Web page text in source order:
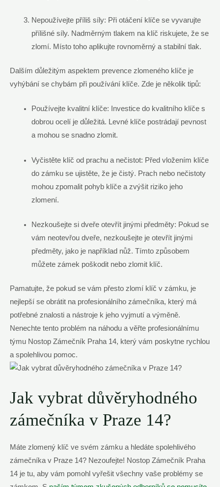
Nepoužívejte příliš síly: Při otáčení klíče se vyvarujte
přílišné síly. Nadměrným tlakem na klíč riskujete, že se
zlomí. Místo toho aplikujte rovnoměrný a stabilní tlak.
Dalším důležitým aspektem prevence zlomeného klíče je
vyhýbání se chybám při používání klíče. Zde je několik tipů:
Používejte kvalitní klíče: Investice do kvalitního klíče s
dobrou ocelí je důležitá. Levné klíče postrádají pevnost
a mohou se snadno zlomit.
Vyčistěte klíč od prachu a nečistot: Před vložením klíče
do zámku se ujistěte, že je čistý. Prach nebo nečistoty
mohou zpomalit pohyb klíče a zvýšit riziko jeho
zlomení.
Nezkoušejte si dveře otevřít jinými předměty: Pokud se
vám neotevřou dveře, nezkoušejte je otevřít jinými
předměty, jako je například nůž. Tímto způsobem
můžete zámek poškodit nebo zlomit klíč.
Pamatujte, že pokud se vám přesto zlomí klíč v zámku, je
nejlepší se obrátit na profesionálního zámečníka, který má
potřebné znalosti a nástroje k jeho vyjmutí a výměně.
Nenechte tento problém na náhodu a věřte profesionálnímu
týmu Nostop Zámečník Praha 14, který vám poskytne rychlou
a spolehlivou pomoc.
Jak vybrat důvěryhodného
zámečníka v Praze 14?
Máte zlomený klíč ve svém zámku a hledáte spolehlivého
zámečníka v Praze 14? Nezoufejte! Nostop Zámečník Praha
14 je tu, aby vám pomohl vyřešit všechny vaše problémy se